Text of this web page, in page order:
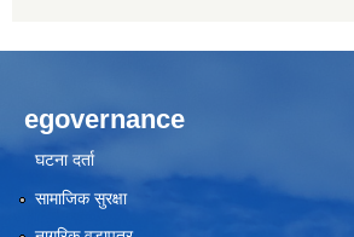
egovernance
घटना दर्ता
सामाजिक सुरक्षा